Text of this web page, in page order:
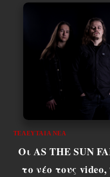
ΤΕΛΕΥΤΑΊΑ ΝΈΑ
Οι AS THE SUN
το νέο τους